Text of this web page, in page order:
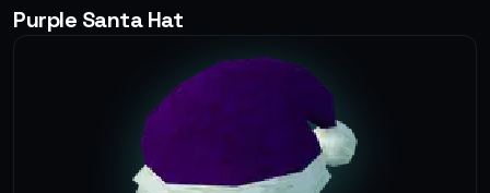
Purple Santa Hat